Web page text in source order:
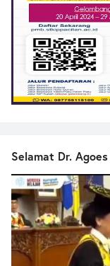
Selamat Dr.